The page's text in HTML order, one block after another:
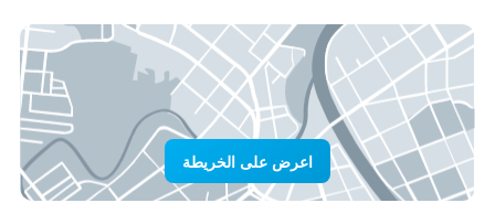
اعرض على الخريطة